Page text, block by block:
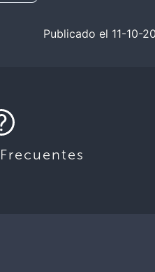
Publicado el 11-10-